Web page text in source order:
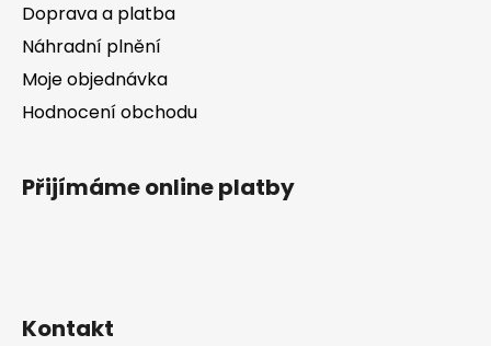
Doprava a platba
Náhradní plnění
Moje objednávka
Hodnocení obchodu
Přijímáme online platby
Kontakt